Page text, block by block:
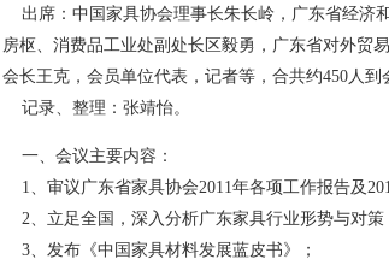
出席：中国家具协会理事长朱长岭，广东省经济
房枢、消费品工业处副处长区毅勇，广东省对外贸
会长王克，会员单位代表，记者等，合共约450人到
记录、整理：张靖怡。
一、会议主要内容：
1、审议广东省家具协会2011年各项工作报告及
2、立足全国，深入分析广东家具行业形势与对策
3、发布《中国家具材料发展蓝皮书》；